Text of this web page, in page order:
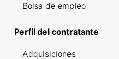
Bolsa de empleo
Perfil del contratante
Adquisiciones